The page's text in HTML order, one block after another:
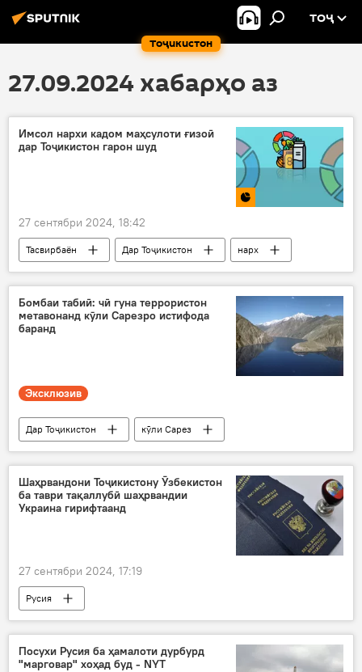
Тоҷикистон
ТОҶ
27.09.2024 хабарҳо аз
Имсол нархи кадом маҳсулоти ғизоӣ
дар Тоҷикистон гарон шуд
27 сентябри 2024, 18:42
Тасвирбаён Дар Тоҷикистон
нарх
маҳсулоти ғизоӣ
Бомбаи табиӣ: чӣ гуна террористон
метавонанд кӯли Сарезро истифода
баранд
Эксклюзив
Дар Тоҷикистон кӯли Сарез
Шаҳрвандони Тоҷикистону Ӯзбекистон
ба таври тақаллубӣ шаҳрвандии
Украина гирифтаанд
27 сентябри 2024, 17:19
Русия
Рӯйдод, ҷиноят ва ҳолатҳои фавқулода
Дар Тоҷикистон
Украина
Посухи Русия ба ҳамалоти дурбурд
"марговар" хоҳад буд - NYT